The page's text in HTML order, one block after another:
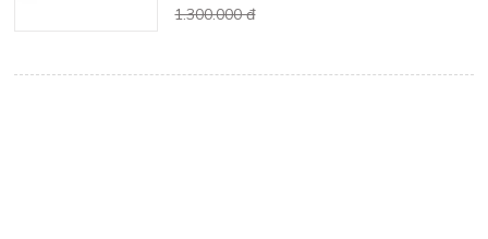
1.300.000 đ